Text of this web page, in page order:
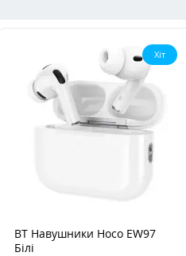
Хіт
BT Навушники Hoco EW97
Білі